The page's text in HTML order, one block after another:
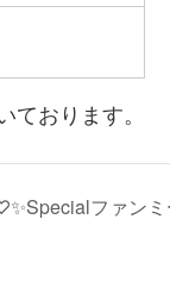
おります。
ファンミ